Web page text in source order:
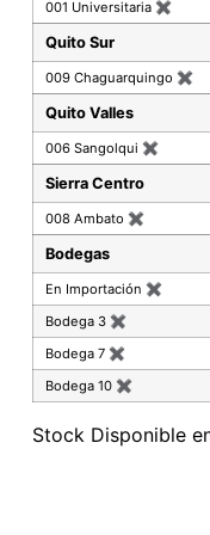
001 Universitaria ✖
Quito Sur
009 Chaguarquingo ✖
Quito Valles
006 Sangolqui ✖
Sierra Centro
008 Ambato ✖
Bodegas
En Importación ✖
Bodega 3 ✖
Bodega 7 ✖
Bodega 10 ✖
Stock Disponible